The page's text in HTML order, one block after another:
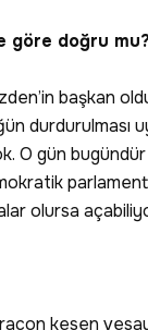
göre doğru
başkan
durdurulması
O gün
olursa
kesen